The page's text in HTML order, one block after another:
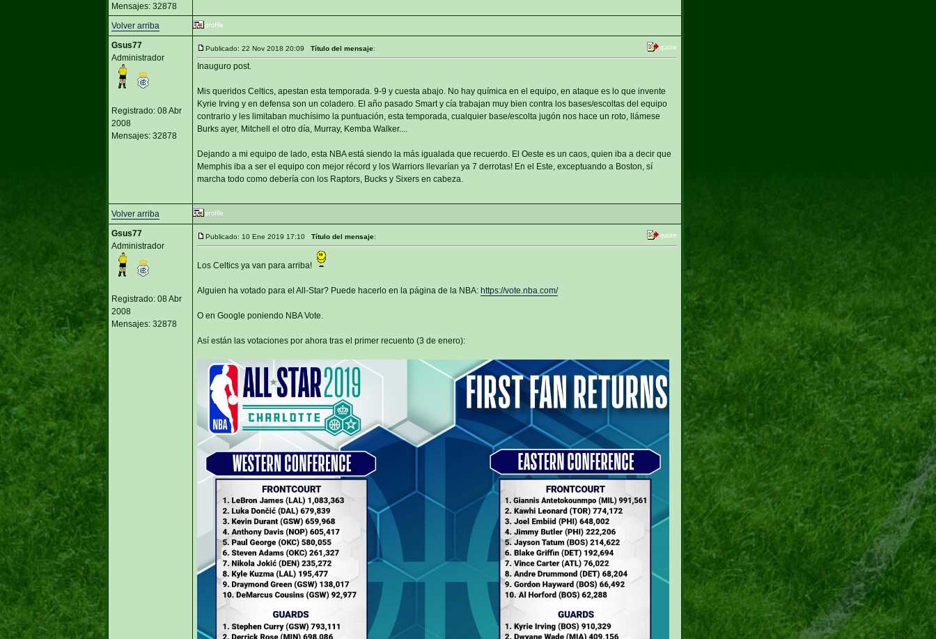
Mensajes: 32878
Volver arriba
Gsus77
Administrador
Registrado: 08 Abr
2008
Mensajes: 32878
Publicado: 22 Nov 2018 20:09 Título del mensaje:
Inauguro post.
Mis queridos Celtics, apestan esta temporada. 9-9 y cuesta abajo. No hay química en el equipo, en ataque es lo que invente
Kyrie Irving y en defensa son un coladero. El año pasado Smart y cía trabajan muy bien contra los bases/escoltas del equipo
contrario y les limitaban muchísimo la puntuación, esta temporada, cualquier base/escolta jugón nos hace un roto, llámese
Burks ayer, Mitchell el otro día, Murray, Kemba Walker....
Dejando a mi equipo de lado, esta NBA está siendo la más igualada que recuerdo. El Oeste es un caos, quien iba a decir que
Memphis iba a ser el equipo con mejor récord y los Warriors llevarían ya 7 derrotas! En el Este, exceptuando a Boston, sí
marcha todo como debería con los Raptors, Bucks y Sixers en cabeza.
Volver arriba
Gsus77
Administrador
Registrado: 08 Abr
2008
Mensajes: 32878
Publicado: 10 Ene 2019 17:10 Título del mensaje:
Los Celtics ya van para arriba!
Alguien ha votado para el All-Star? Puede hacerlo en la página de la NBA: https://vote.nba.com/
O en Google poniendo NBA Vote.
Así están las votaciones por ahora tras el primer recuento (3 de enero):